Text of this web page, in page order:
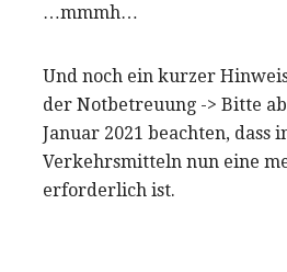
…mmmh…
Und noch ein kurzer
der Notbetreuung -> Bitte
Januar 2021 beachten, dass
Verkehrsmitteln nun eine
erforderlich ist.